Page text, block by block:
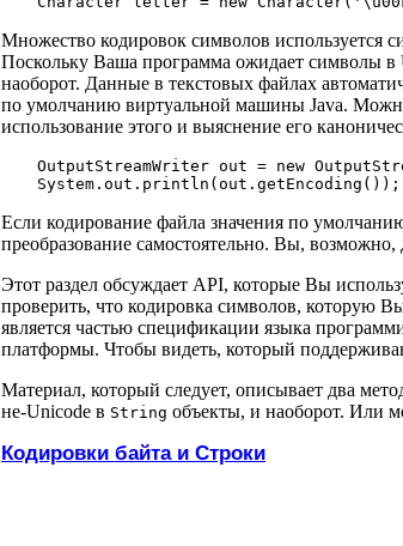
Множество кодировок символов используется
Поскольку Ваша программа ожидает символы в
наоборот. Данные в текстовых файлах
по умолчанию виртуальной машины Java.
использование этого и выяснение его
OutputStreamWriter out = new
Если кодирование файла значения по
преобразование самостоятельно. Вы,
Этот раздел обсуждает API, которые Вы
проверить, что кодировка символов, которую
является частью спецификации языка
платформы. Чтобы видеть, который
Материал, который следует, описывает два
не-Unicode в String объекты, и наоборот. Или
Кодировки байта и Строки